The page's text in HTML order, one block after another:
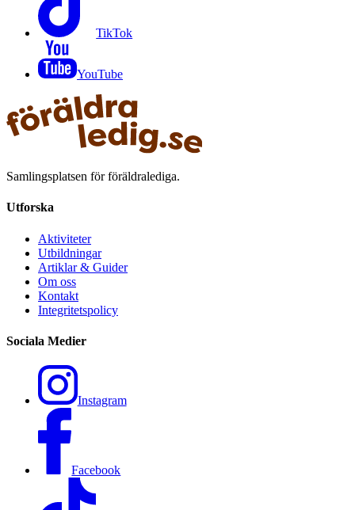
TikTok
YouTube
Samlingsplatsen för föräldralediga.
Utforska
Aktiviteter
Utbildningar
Artiklar & Guider
Om oss
Kontakt
Integritetspolicy
Sociala Medier
Instagram
Facebook